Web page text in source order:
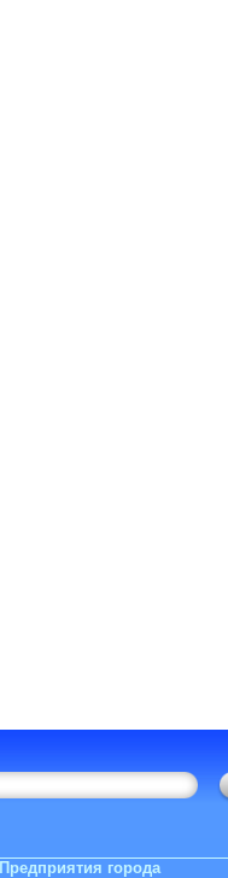
Предприятия города